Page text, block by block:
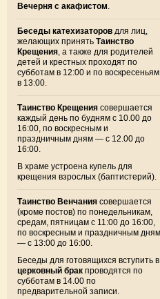
Вечерня с акафистом
Беседы катехизаторов для лиц,
желающих принять Таинство
Крещения , а также для родителей
детей и крестных проходят по
субботам в 12:00 и по воскресеньям
в 13:00.
Таинство Крещения совершается
каждый день по будням с 10.00 до
16:00, по воскресным и
праздничным дням — с 12.00 до
16:00.
В храме устроена купель для
крещения взрослых (баптистерий).
Таинство Венчания совершается
(кроме постов) по понедельникам,
средам, пятницам с 11:00 до 16:00,
по воскресным и праздничным дням
— с 13:00 до 16:00.
Беседы для готовящихся вступить в
церковный брак проводятся по
субботам в 14.00 по
предварительной записи.